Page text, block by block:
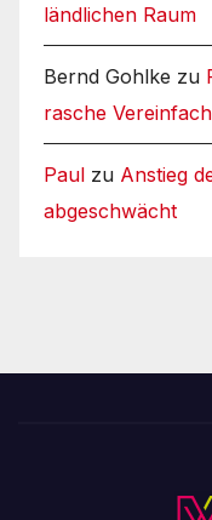
ländlichen Raum
Bernd Gohlke zu
rasche
Paul zu Anstieg
abgeschwächt